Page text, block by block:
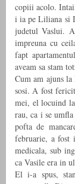
copiii acolo.
i ia pe Liliana si
judetul Vaslui.
impreuna cu
fapt
aveam sa stam
Cum am ajuns
sosi. A fost
mei, el locuind
rau, ca i se
pofta de
februarie, a fost
medicala, sub
ca Vasile era in
El i-a spus,